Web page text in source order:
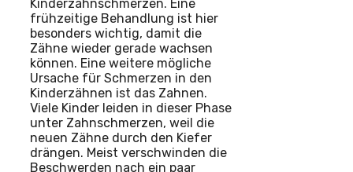
Kinderzahnschmerzen. Eine
frühzeitige Behandlung ist hier
besonders wichtig, damit die
Zähne wieder gerade wachsen
können. Eine weitere mögliche
Ursache für Schmerzen in den
Kinderzähnen ist das Zahnen.
Viele Kinder leiden in dieser Phase
unter Zahnschmerzen, weil die
neuen Zähne durch den Kiefer
drängen. Meist verschwinden die
Beschwerden nach ein paar